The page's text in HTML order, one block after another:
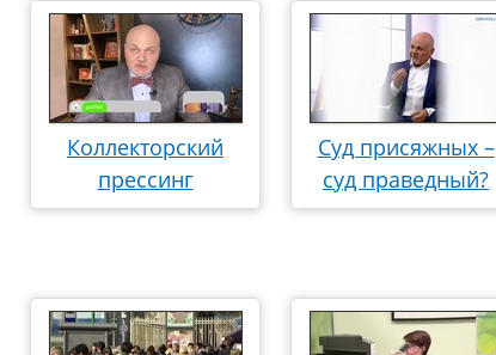
Коллекторский
прессинг
Суд присяжных –
суд праведный?